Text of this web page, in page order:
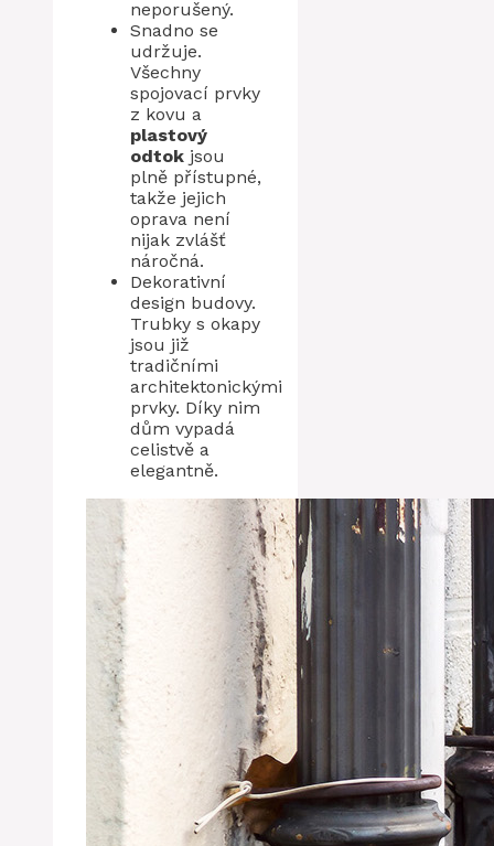
neporušený.
Snadno se
udržuje.
Všechny
spojovací prvky
z kovu a
plastový
odtok jsou
plně přístupné,
takže jejich
oprava není
nijak zvlášť
náročná.
Dekorativní
design budovy.
Trubky s okapy
jsou již
tradičními
architektonickými
prvky. Díky nim
dům vypadá
celistvě a
elegantně.